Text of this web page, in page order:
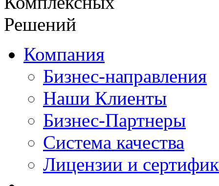
Компания
Бизнес-направления
Наши Клиенты
Бизнес-Партнеры
Система качества
Лицензии и